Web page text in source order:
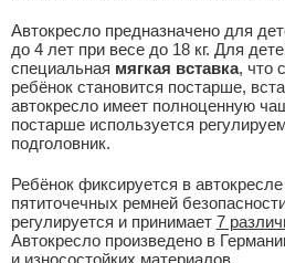
Автокресло предназначено для
до 4 лет при весе до 18 кг. Для
специальная мягкая вставка, что
ребёнок становится постарше,
автокресло имеет полноценную
постарше используется
подголовник.
Ребёнок фиксируется в
пятиточечных ремней
регулируется и принимает 7
Автокресло произведено в
и износостойких материалов.